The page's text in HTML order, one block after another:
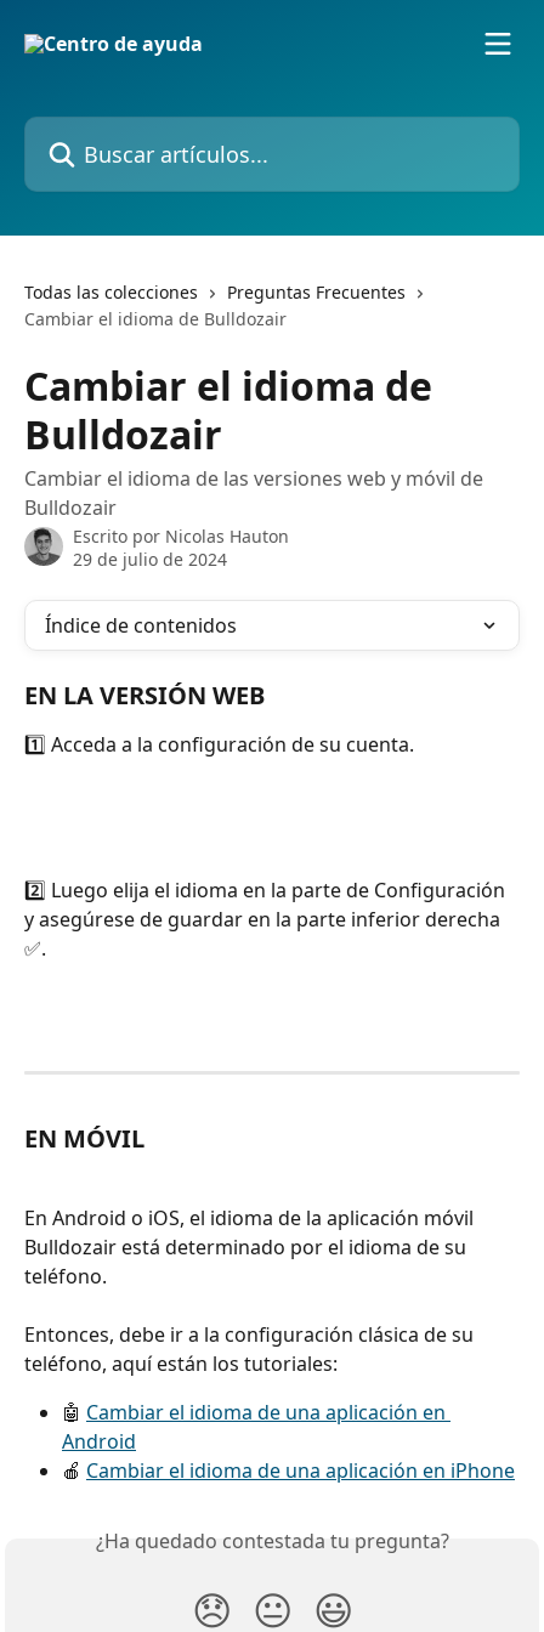
Buscar artículos...
Todas las colecciones
Preguntas Frecuentes
Cambiar el idioma de Bulldozair
Cambiar el idioma de
Bulldozair
Cambiar el idioma de las versiones web y móvil de
Bulldozair
Escrito por Nicolas Hauton
29 de julio de 2024
Índice de contenidos
EN LA VERSIÓN WEB
1️⃣ Acceda a la configuración de su cuenta.
2️⃣ Luego elija el idioma en la parte de Configuración
y asegúrese de guardar en la parte inferior derecha
✅.
EN MÓVIL
En Android o iOS, el idioma de la aplicación móvil
Bulldozair está determinado por el idioma de su
teléfono.
Entonces, debe ir a la configuración clásica de su
teléfono, aquí están los tutoriales:
🤖 Cambiar el idioma de una aplicación en
Android
🍎 Cambiar el idioma de una aplicación en iPhone
¿Ha quedado contestada tu pregunta?
😞 😐 😃